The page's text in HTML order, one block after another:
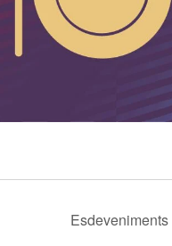
Esdeveniments